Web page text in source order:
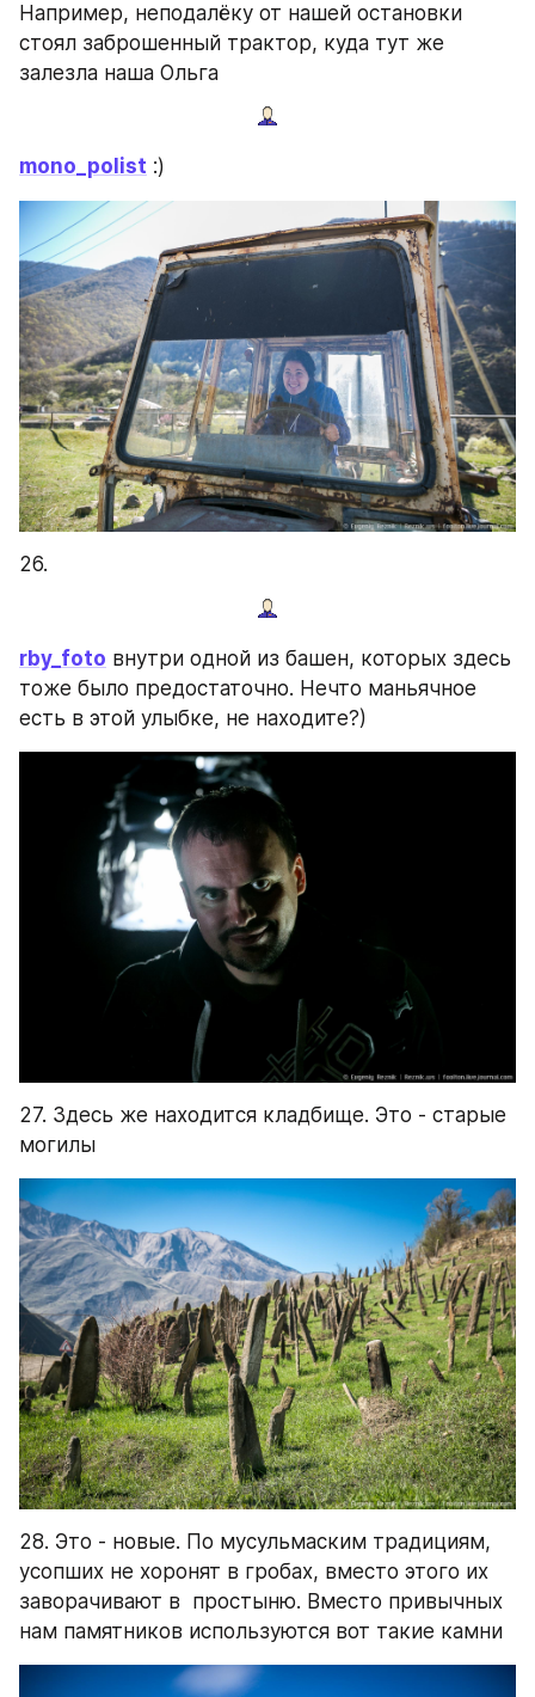
Например, неподалёку от нашей остановки
стоял заброшенный трактор, куда тут же
залезла наша Ольга
mono_polist :)
26.
rby_foto внутри одной из башен, которых здесь
тоже было предостаточно. Нечто маньячное
есть в этой улыбке, не находите?)
27. Здесь же находится кладбище. Это - старые
могилы
28. Это - новые. По мусульмаским традициям,
усопших не хоронят в гробах, вместо этого их
заворачивают в  простыню. Вместо привычных
нам памятников используются вот такие камни